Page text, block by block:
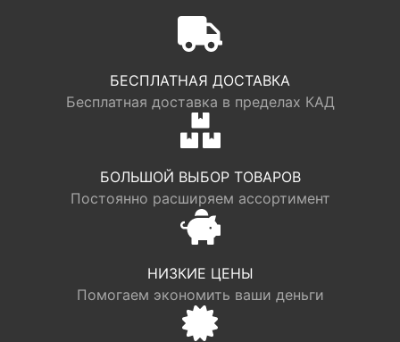
БЕСПЛАТНАЯ ДОСТАВКА
Бесплатная доставка в пределах КАД
БОЛЬШОЙ ВЫБОР ТОВАРОВ
Постоянно расширяем ассортимент
НИЗКИЕ ЦЕНЫ
Помогаем экономить ваши деньги